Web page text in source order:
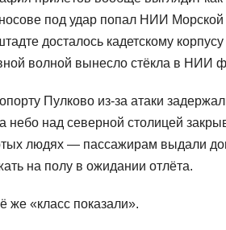
под удар попал НИИ Морской
досталось кадетскому
волной вынесло стёкла в НИИ
Пулково из-за атаки
небо над северной столицей
людях — пассажирам выдали
на полу в ожидании отлёта.
же «класс показали».